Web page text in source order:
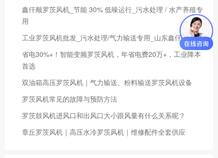
鑫仟顺罗茨风机_节能 30% 低噪运行_污水处理 / 水产养殖专
用
工业罗茨风机批发_污水处理/气力输送专用_山东鑫仟顺厂家
省电30%+！智能变频罗茨风机，年省电费20万+，工业降本
首选
双油箱高压罗茨风机｜气力输送、粉料输送罗茨风机设备
罗茨风机常见的故障与预防方法
罗茨鼓风机进风口和出风口大小跟风量有什么关系呢？
章丘罗茨风机｜高压水冷罗茨风机｜维修配件全套供应